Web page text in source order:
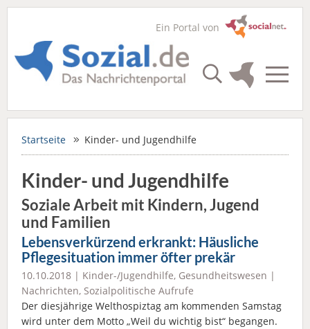
Ein Portal von
Startseite Kinder- und Jugendhilfe
Kinder- und Jugendhilfe
Soziale Arbeit mit Kindern, Jugend
und Familien
Lebensverkürzend erkrankt: Häusliche
Pflegesituation immer öfter prekär
10.10.2018 | Kinder-/Jugendhilfe, Gesundheitswesen |
Nachrichten, Sozialpolitische Aufrufe
Der diesjährige Welthospiztag am kommenden Samstag
wird unter dem Motto „Weil du wichtig bist“ begangen.